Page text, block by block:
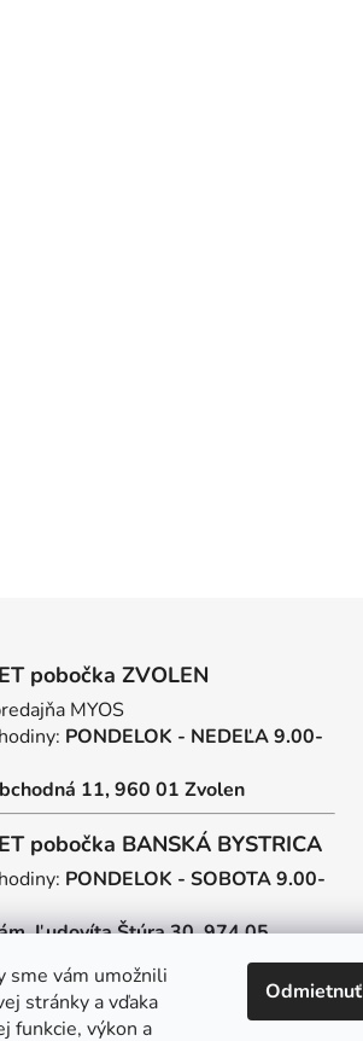
sme vám umožnili
stránky a vďaka
funkcie, výkon a
Odmietnuť
pobočka ZVOLEN
MYOS
PONDELOK - NEDEĽA 9.00-
11, 960 01 Zvolen
pobočka BANSKÁ BYSTRICA
PONDELOK - SOBOTA 9.00-
Ľudovíta Štúra 30, 974 05
aSEO